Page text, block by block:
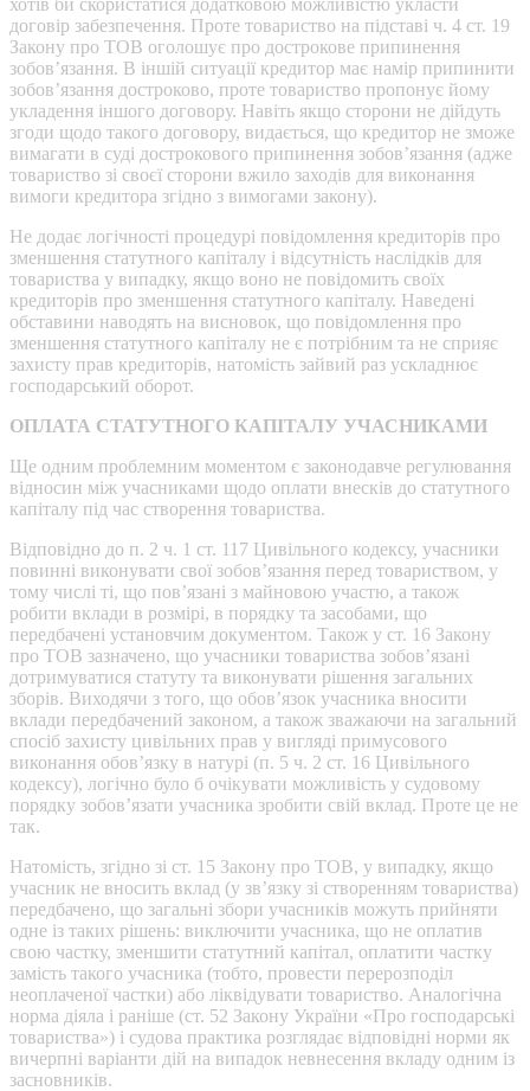
договір забезпечення. Проте товариство на підставі ч. 4 ст. 19
Закону про ТОВ оголошує про дострокове припинення
зобов’язання. В іншій ситуації кредитор має намір припинити
зобов’язання достроково, проте товариство пропонує йому
укладення іншого договору. Навіть якщо сторони не дійдуть
згоди щодо такого договору, видається, що кредитор не зможе
вимагати в суді дострокового припинення зобов’язання (адже
товариство зі своєї сторони вжило заходів для виконання
вимоги кредитора згідно з вимогами закону).
Не додає логічності процедурі повідомлення кредиторів про
зменшення статутного капіталу і відсутність наслідків для
товариства у випадку, якщо воно не повідомить своїх
кредиторів про зменшення статутного капіталу. Наведені
обставини наводять на висновок, що повідомлення про
зменшення статутного капіталу не є потрібним та не сприяє
захисту прав кредиторів, натомість зайвий раз ускладнює
господарський оборот.
ОПЛАТА СТАТУТНОГО КАПІТАЛУ УЧАСНИКАМИ
Ще одним проблемним моментом є законодавче регулювання
відносин між учасниками щодо оплати внесків до статутного
капіталу під час створення товариства.
Відповідно до п. 2 ч. 1 ст. 117 Цивільного кодексу, учасники
повинні виконувати свої зобов’язання перед товариством, у
тому числі ті, що пов’язані з майновою участю, а також
робити вклади в розмірі, в порядку та засобами, що
передбачені установчим документом. Також у ст. 16 Закону
про ТОВ зазначено, що учасники товариства зобов’язані
дотримуватися статуту та виконувати рішення загальних
зборів. Виходячи з того, що обов’язок учасника вносити
вклади передбачений законом, а також зважаючи на загальний
спосіб захисту цивільних прав у вигляді примусового
виконання обов’язку в натурі (п. 5 ч. 2 ст. 16 Цивільного
кодексу), логічно було б очікувати можливість у судовому
порядку зобов’язати учасника зробити свій вклад. Проте це не
так.
Натомість, згідно зі ст. 15 Закону про ТОВ, у випадку, якщо
учасник не вносить вклад (у зв’язку зі створенням товариства)
передбачено, що загальні збори учасників можуть прийняти
одне із таких рішень: виключити учасника, що не оплатив
свою частку, зменшити статутний капітал, оплатити частку
замість такого учасника (тобто, провести перерозподіл
неоплаченої частки) або ліквідувати товариство. Аналогічна
норма діяла і раніше (ст. 52 Закону України «Про господарські
товариства») і судова практика розглядає відповідні норми як
вичерпні варіанти дій на випадок невнесення вкладу одним із
засновників.